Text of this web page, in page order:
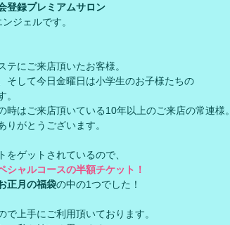
登録プレミアムサロン
ジェルです。
テにご来店頂いたお客様。
そして今日金曜日は小学生のお子様たちの
。
時はご来店頂いている10年以上のご来店の常連様。
りがとうございます。
をゲットされているので、
シャルコースの半額チケット！
正月の福袋の中の1つでした！
で上手にご利用頂いております。